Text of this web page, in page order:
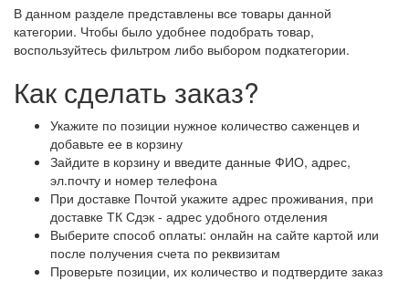
В данном разделе представлены все товары данной
категории. Чтобы было удобнее подобрать товар,
воспользуйтесь фильтром либо выбором подкатегории.
Как сделать заказ?
Укажите по позиции нужное количество саженцев и
добавьте ее в корзину
Зайдите в корзину и введите данные ФИО, адрес,
эл.почту и номер телефона
При доставке Почтой укажите адрес проживания, при
доставке ТК Сдэк - адрес удобного отделения
Выберите способ оплаты: онлайн на сайте картой или
после получения счета по реквизитам
Проверьте позиции, их количество и подтвердите заказ